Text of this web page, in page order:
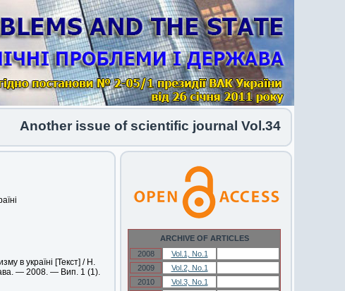
Another issue of scientific journal Vol.34 No.1 2026
в україні [Текст] / Н.
— 2008. — Вип. 1 (1).
ARCHIVE OF ARTICLES
2008
Vol.1, No.1
2009
Vol.2, No.1
2010
Vol.3, No.1